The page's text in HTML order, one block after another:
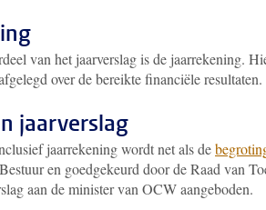
van het jaarverslag is de jaarrekening.
over de bereikte financiële resultaten.
jaarverslag
jaarrekening wordt net als de
en goedgekeurd door de Raad van
aan de minister van OCW aangeboden.